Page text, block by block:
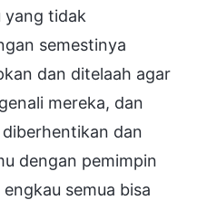
yang tidak
semestinya
dan ditelaah agar
mereka, dan
dan
dengan pemimpin
semua bisa